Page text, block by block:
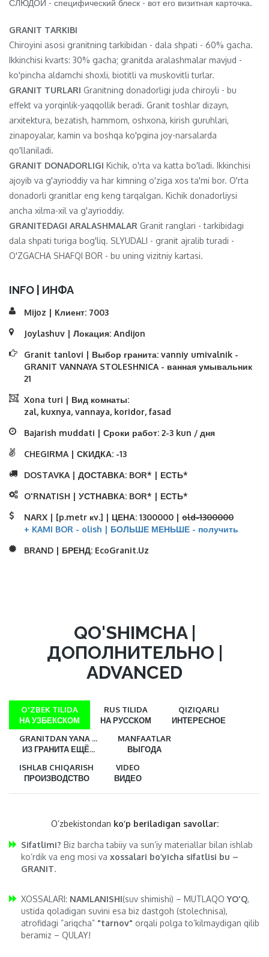
СЛЮДОЙ - специфический блеск - вот его визитная карточка.
GRANIT TARKIBI
Chiroyini asosi granitning tarkibidan - dala shpati - 60% gacha.
Ikkinchisi kvarts: 30% gacha; granitda aralashmalar mavjud -
ko'pincha aldamchi shoxli, biotitli va muskovitli turlar.
GRANIT TURLARI Granitning donadorligi juda chiroyli - bu
effekt va yorqinlik-yaqqollik beradi. Granit toshlar dizayn,
arxitektura, bezatish, hammom, oshxona, kirish guruhlari,
zinapoyalar, kamin va boshqa ko'pgina joy-narsalarda
qo'llaniladi.
GRANIT DONADORLIGI Kichik, o'rta va katta bo'ladi. Ikkinchisi
ajoyib va ​​g'ayrioddiy va har kimning o'ziga xos ta'mi bor. O'rta
donadorli granitlar eng keng tarqalgan. Kichik donadorliysi
ancha xilma-xil va g'ayrioddiy.
GRANITEDAGI ARALASHMALAR Granit ranglari - tarkibidagi
dala shpati turiga bog'liq. SLYUDALI - granit ajralib turadi -
O'ZGACHA SHAFQI BOR - bu uning vizitniy kartasi.
INFO | ИНФА
Mijoz | Клиент: 7003
Joylashuv | Локация: Аndijon
Granit tanlovi | Выбор гранита: vanniy umivalnik -
GRANIT VANNAYA STOLESHNICA - ванная умывальник
21
Xona turi | Вид комнаты:
zal, kuxnya, vannaya, koridor, fasad
Bajarish muddati | Сроки работ: 2-3 kun / дня
CHEGIRMA | СКИДКА: -13
DOSTAVKA | ДОСТАВКА: BOR* | ЕСТЬ*
O'RNATISH | УСТНАВКА: BOR* | ЕСТЬ*
NARX | [p.metr кv.] | ЦЕНА: 1300000 | old-1300000
+ KAMI BOR - olish | БОЛЬШЕ МЕНЬШЕ - получить
BRAND | БРЕНД: EcoGranit.Uz
QO'SHIMCHA |
ДОПОЛНИТЕЛЬНО |
ADVANCED
O'ZBEK TILIDA
НА УЗБЕКСКОМ
RUS TILIDA
НА РУССКОМ
QIZIQARLI
ИНТЕРЕСНОЕ
GRANITDAN YANA ...
ИЗ ГРАНИТА ЕЩЁ...
MANFAATLAR
ВЫГОДА
ISHLAB CHIQARISH
ПРОИЗВОДСТВО
VIDEO
ВИДЕО
O’zbekistondan ko’p beriladigan savollar:
Sifatlimi? Biz barcha tabiiy va sun’iy materiallar bilan ishlab
ko’rdik va eng mosi va xossalari bo’yicha sifatlisi bu –
GRANIT.
XOSSALARI: NAMLANISHI(suv shimishi) – MUTLAQOYO'Q,
ustida qoladigan suvini esa biz dastgoh (stolechnisa),
atrofidagi ”ariqcha” "tarnov" orqali polga to’kilmaydigan qilib
beramiz – QULAY!